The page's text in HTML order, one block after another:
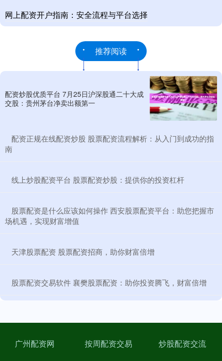
网上配资开户指南：安全流程与平台选择
推荐阅读
配资炒股优质平台 7月25日沪深股通二十大成
交股：贵州茅台净卖出额第一
​配资正规在线配资炒股 股票配资流程解析：从入门到成功的指
南
​线上炒股配资平台 股票配资炒股：提供你的投资杠杆
​股票配资是什么应该如何操作 西安股票配资平台：助您把握市
场机遇，实现财富增值
​天津股票配资 股票配资招商，助你财富倍增
​股票配资交易软件 襄樊股票配资：助你投资腾飞，财富倍增
广州配资网 按周配资交易 炒股配资交流